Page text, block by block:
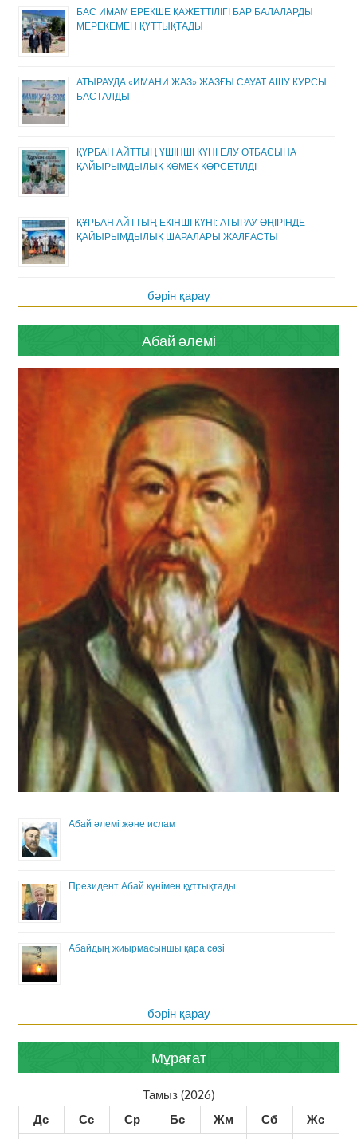
БАС ИМАМ ЕРЕКШЕ ҚАЖЕТТІЛІГІ БАР БАЛАЛАРДЫ
МЕРЕКЕМЕН ҚҰТТЫҚТАДЫ
АТЫРАУДА «ИМАНИ ЖАЗ» ЖАЗҒЫ САУАТ АШУ КУРСЫ
БАСТАЛДЫ
ҚҰРБАН АЙТТЫҢ ҮШІНШІ КҮНІ ЕЛУ ОТБАСЫНА
ҚАЙЫРЫМДЫЛЫҚ КӨМЕК КӨРСЕТІЛДІ
ҚҰРБАН АЙТТЫҢ ЕКІНШІ КҮНІ: АТЫРАУ ӨҢІРІНДЕ
ҚАЙЫРЫМДЫЛЫҚ ШАРАЛАРЫ ЖАЛҒАСТЫ
бәрін қарау
Абай әлемі
Абай әлемі және ислам
Президент Абай күнімен құттықтады
Абайдың жиырмасыншы қара сөзі
бәрін қарау
Мұрағат
Тамыз (2026)
Дс
Сс Ср Бс Жм Сб
Жс